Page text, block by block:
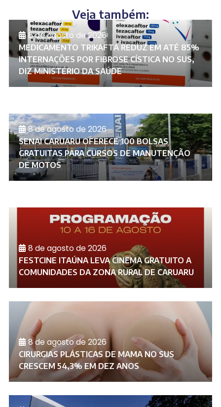
Veja também:
8 de agosto de 2026
MEDICAMENTO TRIKAFTA REDUZ EM ATÉ 85%
INTERNAÇÕES POR FIBROSE CÍSTICA NO SUS,
DIZ MINISTÉRIO DA SAÚDE
8 de agosto de 2026
SENAI CARUARU OFERECE 100 BOLSAS
GRATUITAS PARA CURSOS DE MANUTENÇÃO
DE MOTOS
8 de agosto de 2026
FESTCINE ITAÚNA LEVA CINEMA GRATUITO A
COMUNIDADES DA ZONA RURAL DE CARUARU
8 de agosto de 2026
CIRURGIAS PLÁSTICAS DE MAMA NO SUS
CRESCEM 54,3% EM DEZ ANOS